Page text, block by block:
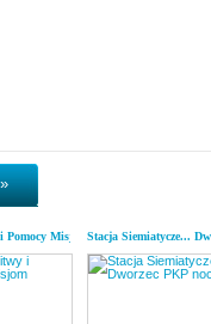
Pomocy MisjomStacja Siemiatycze...